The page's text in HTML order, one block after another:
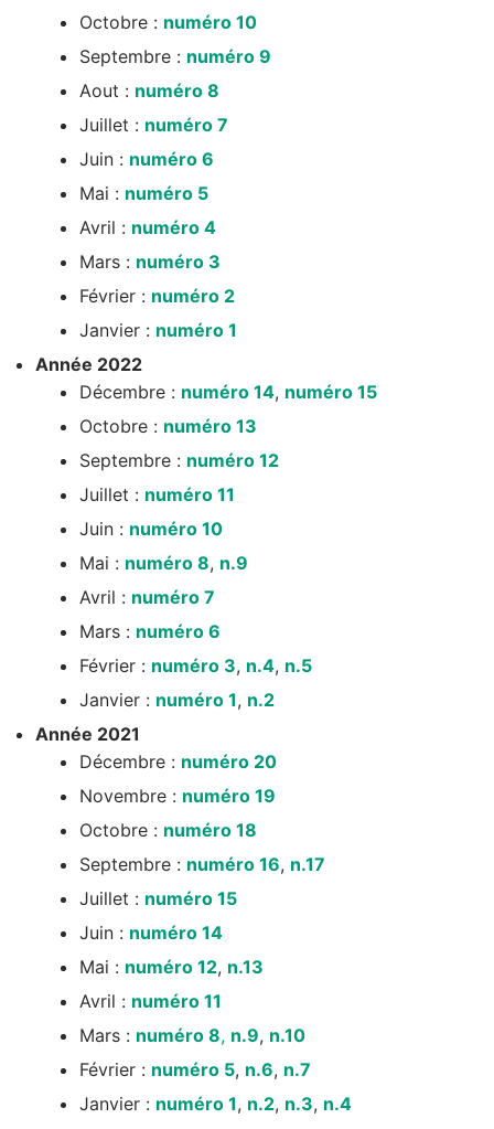
Octobre : numéro 10
Septembre : numéro 9
Aout : numéro 8
Juillet : numéro 7
Juin : numéro 6
Mai : numéro 5
Avril : numéro 4
Mars : numéro 3
Février : numéro 2
Janvier : numéro 1
Année 2022
Décembre : numéro 14, numéro 15
Octobre : numéro 13
Septembre : numéro 12
Juillet : numéro 11
Juin : numéro 10
Mai : numéro 8, n.9
Avril : numéro 7
Mars : numéro 6
Février : numéro 3, n.4, n.5
Janvier : numéro 1, n.2
Année 2021
Décembre : numéro 20
Novembre : numéro 19
Octobre : numéro 18
Septembre : numéro 16, n.17
Juillet : numéro 15
Juin : numéro 14
Mai : numéro 12, n.13
Avril : numéro 11
Mars : numéro 8, n.9, n.10
Février : numéro 5, n.6, n.7
Janvier : numéro 1, n.2, n.3, n.4